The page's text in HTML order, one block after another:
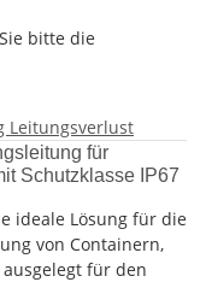
bitte die
Leitungsverlust
für
Schutzklasse IP67
ideale Lösung für die
von Containern,
für den